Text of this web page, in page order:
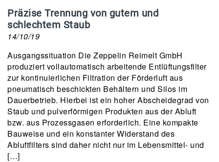
Präzise Trennung von gutem und
schlechtem Staub
14/10/19
Ausgangssituation Die Zeppelin Reimelt GmbH
produziert vollautomatisch arbeitende Entlüftungsfilter
zur kontinuierlichen Filtration der Förderluft aus
pneumatisch beschickten Behältern und Silos im
Dauerbetrieb. Hierbei ist ein hoher Abscheidegrad von
Staub und pulverförmigen Produkten aus der Abluft
bzw. aus Prozessgasen erforderlich. Eine kompakte
Bauweise und ein konstanter Widerstand des
Abluftfilters sind daher nicht nur im Lebensmittel- und
[…]